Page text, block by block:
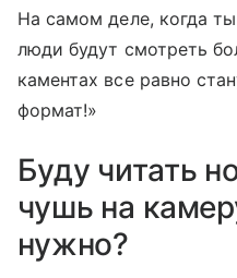
На самом деле, когда
люди будут смотреть
каментах все равно
формат!»
Буду читать
чушь на
нужно?